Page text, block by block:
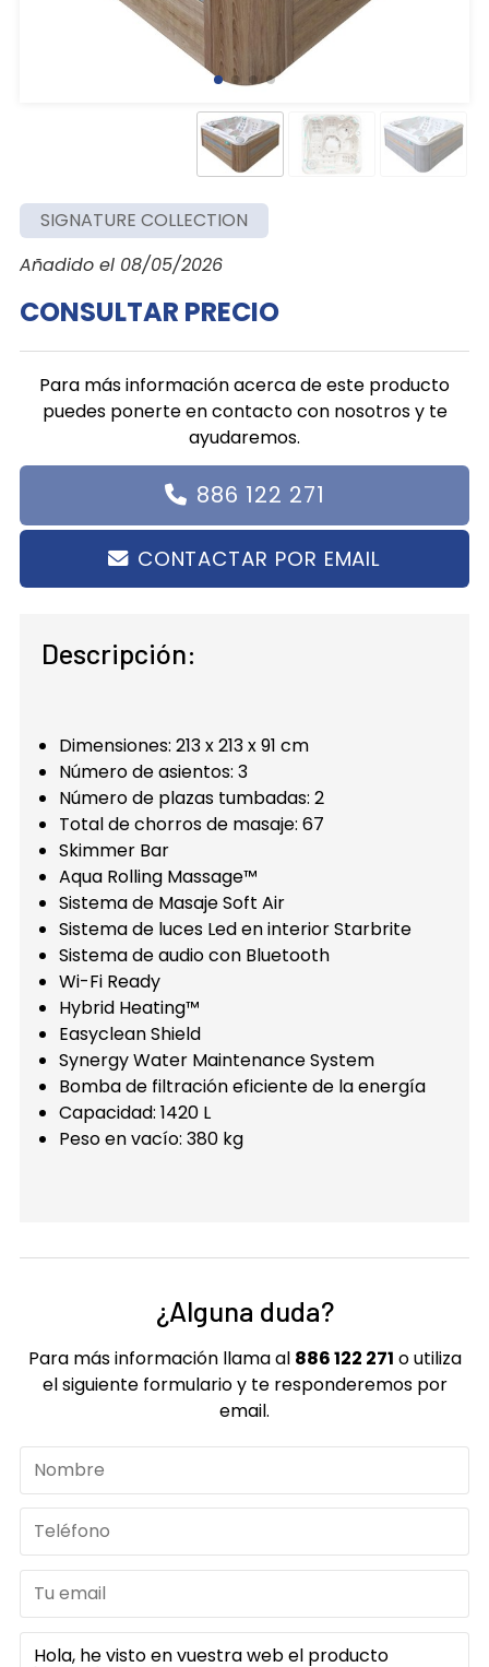
SIGNATURE COLLECTION
Añadido el 08/05/2026
CONSULTAR PRECIO
Para más información acerca de este producto
puedes ponerte en contacto con nosotros y te
ayudaremos.
886 122 271
CONTACTAR POR EMAIL
Descripción:
Dimensiones: 213 x 213 x 91 cm
Número de asientos: 3
Número de plazas tumbadas: 2
Total de chorros de masaje: 67
Skimmer Bar
Aqua Rolling Massage™
Sistema de Masaje Soft Air
Sistema de luces Led en interior Starbrite
Sistema de audio con Bluetooth
Wi-Fi Ready
Hybrid Heating™
Easyclean Shield
Synergy Water Maintenance System
Bomba de filtración eficiente de la energía
Capacidad: 1420 L
Peso en vacío: 380 kg
¿Alguna duda?
Para más información llama al 886 122 271 o utiliza
el siguiente formulario y te responderemos por
email.